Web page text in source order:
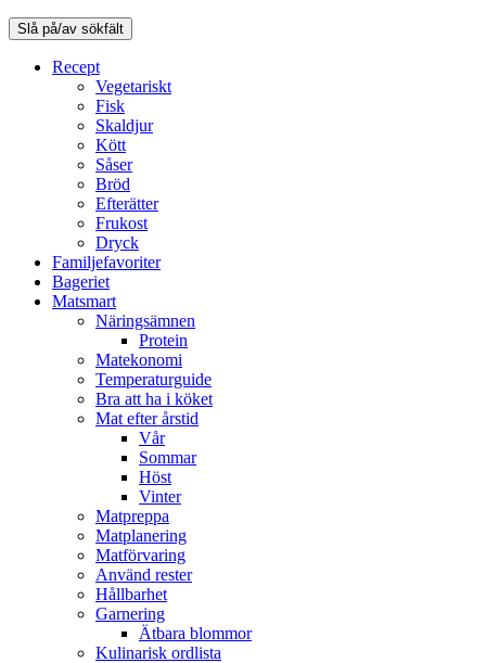
Slå på/av sökfält
Recept
Vegetariskt
Fisk
Skaldjur
Kött
Såser
Bröd
Efterätter
Frukost
Dryck
Familjefavoriter
Bageriet
Matsmart
Näringsämnen
Protein
Matekonomi
Temperaturguide
Bra att ha i köket
Mat efter årstid
Vår
Sommar
Höst
Vinter
Matpreppa
Matplanering
Matförvaring
Använd rester
Hållbarhet
Garnering
Ätbara blommor
Kulinarisk ordlista